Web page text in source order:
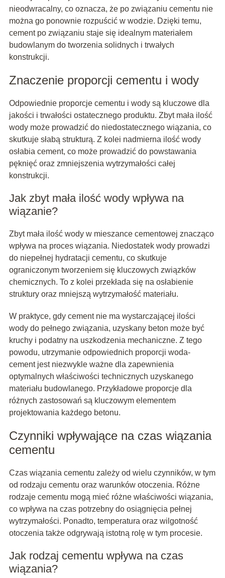
nieodwracalny, co oznacza, że po związaniu cementu nie
można go ponownie rozpuścić w wodzie. Dzięki temu,
cement po związaniu staje się idealnym materiałem
budowlanym do tworzenia solidnych i trwałych
konstrukcji.
Znaczenie proporcji cementu i wody
Odpowiednie proporcje cementu i wody są kluczowe dla
jakości i trwałości ostatecznego produktu. Zbyt mała ilość
wody może prowadzić do niedostatecznego wiązania, co
skutkuje słabą strukturą. Z kolei nadmierna ilość wody
osłabia cement, co może prowadzić do powstawania
pęknięć oraz zmniejszenia wytrzymałości całej
konstrukcji.
Jak zbyt mała ilość wody wpływa na
wiązanie?
Zbyt mała ilość wody w mieszance cementowej znacząco
wpływa na proces wiązania. Niedostatek wody prowadzi
do niepełnej hydratacji cementu, co skutkuje
ograniczonym tworzeniem się kluczowych związków
chemicznych. To z kolei przekłada się na osłabienie
struktury oraz mniejszą wytrzymałość materiału.
W praktyce, gdy cement nie ma wystarczającej ilości
wody do pełnego związania, uzyskany beton może być
kruchy i podatny na uszkodzenia mechaniczne. Z tego
powodu, utrzymanie odpowiednich proporcji woda-
cement jest niezwykle ważne dla zapewnienia
optymalnych właściwości technicznych uzyskanego
materiału budowlanego. Przykładowe proporcje dla
różnych zastosowań są kluczowym elementem
projektowania każdego betonu.
Czynniki wpływające na czas wiązania
cementu
Czas wiązania cementu zależy od wielu czynników, w tym
od rodzaju cementu oraz warunków otoczenia. Różne
rodzaje cementu mogą mieć różne właściwości wiązania,
co wpływa na czas potrzebny do osiągnięcia pełnej
wytrzymałości. Ponadto, temperatura oraz wilgotność
otoczenia także odgrywają istotną rolę w tym procesie.
Jak rodzaj cementu wpływa na czas
wiązania?